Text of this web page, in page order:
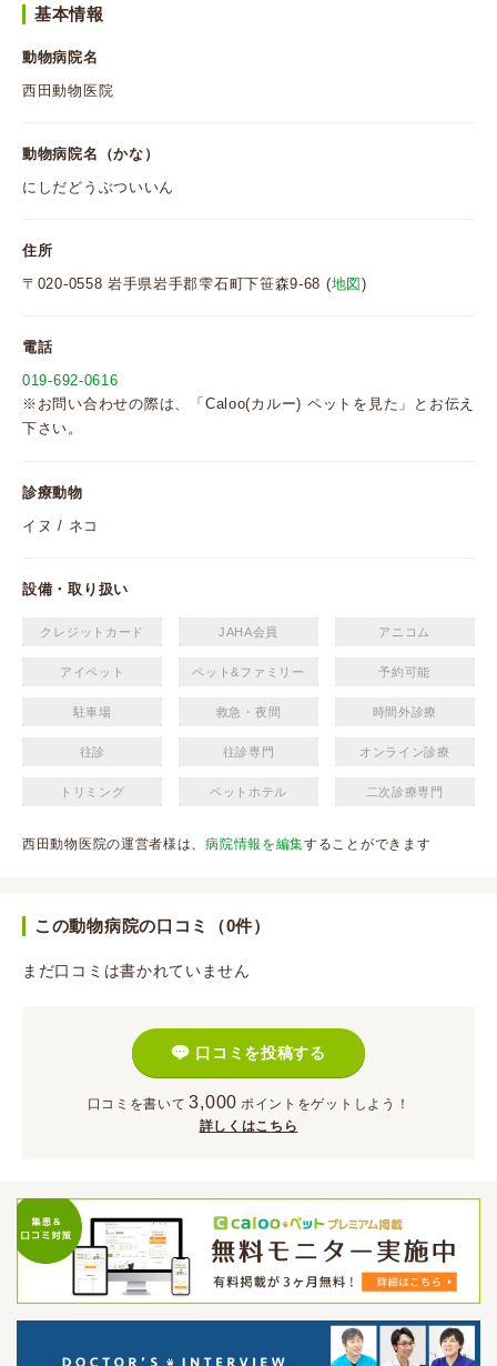
基本情報
動物病院名
西田動物医院
動物病院名（かな）
にしだどうぶついいん
住所
〒020-0558 岩手県岩手郡雫石町下笹森9-68 (地図)
電話
019-692-0616
※お問い合わせの際は、「Caloo(カルー) ペットを見た」とお伝え
下さい。
診療動物
イヌ / ネコ
設備・取り扱い
クレジットカード JAHA会員 アニコム
アイペット ペット&ファミリー 予約可能
駐車場 救急・夜間 時間外診療
往診 往診専門 オンライン診療
トリミング ペットホテル 二次診療専門
西田動物医院の運営者様は、病院情報を編集することができます
この動物病院の口コミ（0件）
まだ口コミは書かれていません
口コミを投稿する
口コミを書いて 3,000 ポイント をゲットしよう！
詳しくはこちら